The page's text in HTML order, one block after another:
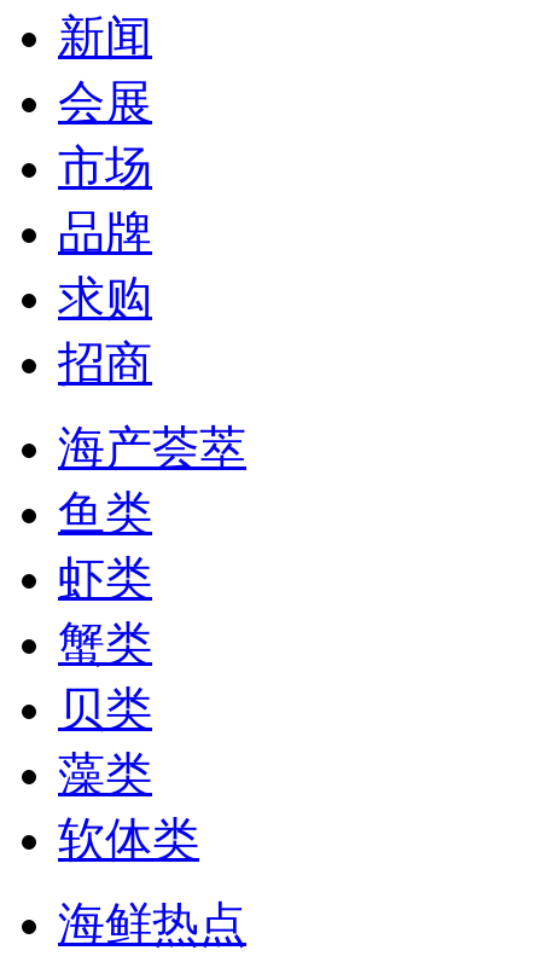
新闻
会展
市场
品牌
求购
招商
海产荟萃
鱼类
虾类
蟹类
贝类
藻类
软体类
海鲜热点